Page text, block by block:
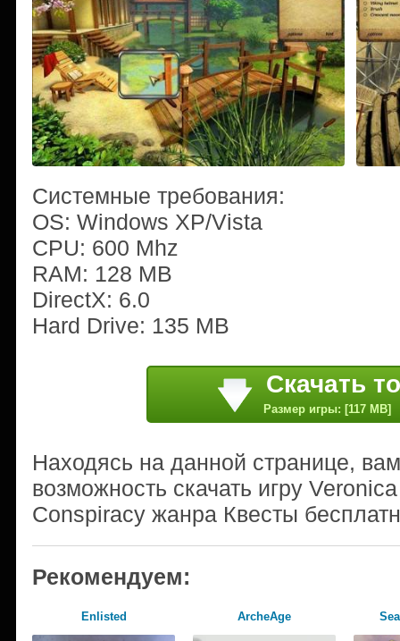
Системные требования:
OS: Windows XP/Vista
CPU: 600 Mhz
RAM: 128 MB
DirectX: 6.0
Hard Drive: 135 MB
Скачать
Размер игры: [117 MB]
Находясь на данной странице,
возможность скачать игру
Conspiracy жанра Квесты
Рекомендуем:
Enlisted ArcheAge